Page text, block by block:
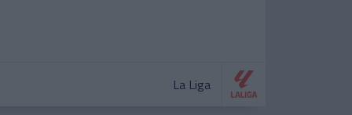
La Liga